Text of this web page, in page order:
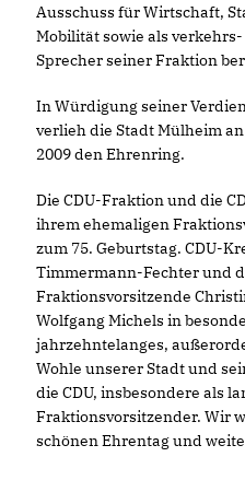
Ausschuss für Wirtschaft,
Mobilität sowie als
Sprecher seiner Fraktion
In Würdigung seiner
verlieh die Stadt Mülheim
2009 den Ehrenring.
Die CDU-Fraktion und die
ihrem ehemaligen
zum 75. Geburtstag. CDU-
Timmermann-Fechter und
Fraktionsvorsitzende
Wolfgang Michels in
jahrzehntelanges,
Wohle unserer Stadt und
die CDU, insbesondere als
Fraktionsvorsitzender. Wir
schönen Ehrentag und